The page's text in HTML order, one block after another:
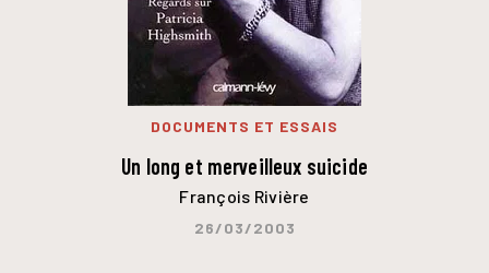
DOCUMENTS ET ESSAIS
Un long et merveilleux suicide
François Rivière
26/03/2003